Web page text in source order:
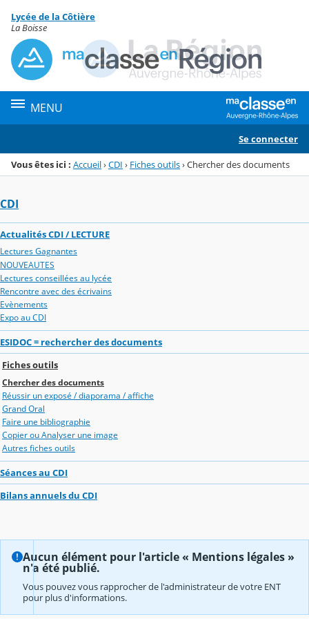
Menu de la rubrique
Contenu
Lycée de la Côtière
La Boisse
MENU
Se connecter
Vous êtes ici : Accueil›CDI › Fiches outils›Chercher des documents
CDI
Actualités CDI / LECTURE
Lectures Gagnantes
NOUVEAUTES
Lectures conseillées au lycée
Rencontre avec des écrivains
Evènements
Expo au CDI
ESIDOC = rechercher des documents
Fiches outils
Chercher des documents
Réussir un exposé / diaporama / affiche
Grand Oral
Faire une bibliographie
Copier ou Analyser une image
Autres fiches outils
Séances au CDI
Bilans annuels du CDI
Aucun élément pour l'article « Mentions légales »
n'a été publié.
Vous pouvez vous rapprocher de l'administrateur de votre ENT
pour plus d'informations.